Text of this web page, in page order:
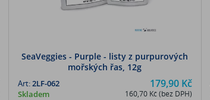
SeaVeggies - Purple - listy z purpurových
mořských řas, 12g
179,90 Kč
160,70 Kč (bez DPH)
Art:2LF-062
Skladem